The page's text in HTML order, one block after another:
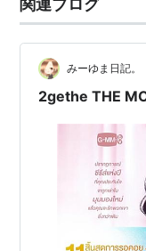
ページとなってい
関連ブログ
みーゆま日記。
2gethe THE